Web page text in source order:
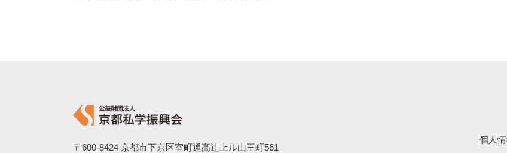
〒600-8424 京都市下京区室町通高辻上ル山王町561
個人